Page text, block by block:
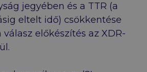
jegyében és a TTR (a
eltelt idő) csökkentése
előkészítés az XDR-